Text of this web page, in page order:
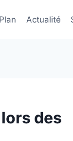
Actualité
des